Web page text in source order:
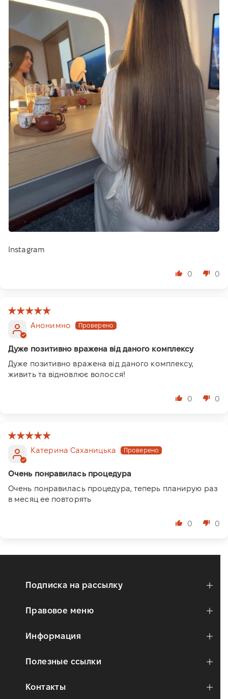
Instagram
0 0
Анонимно
Дуже позитивно вражена від даного комплексу
Дуже позитивно вражена від даного комплексу,
живить та відновлює волосся!
0 0
Катерина Саханицька
Очень понравилась процедура
Очень понравилась процедура, теперь планирую раз
в месяц ее повторять
0 0
Подписка на рассылку
Правовое меню
Информация
Полезные ссылки
Контакты